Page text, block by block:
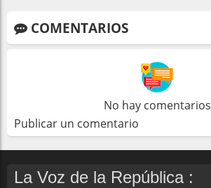
COMENTARIOS
No hay comentarios
Publicar un comentario
La Voz de la República :